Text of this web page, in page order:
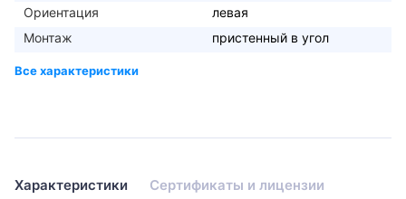
Ориентация
левая
Монтаж
пристенный в угол
Характеристики Сертификаты и лицензии